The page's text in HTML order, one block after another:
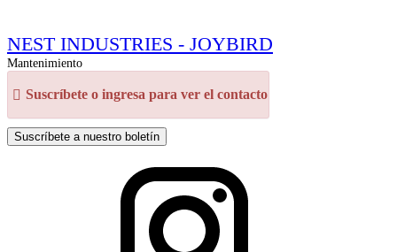
NEST INDUSTRIES - JOYBIRD
Mantenimiento
Suscríbete o ingresa para ver el contacto
Suscríbete a nuestro boletín